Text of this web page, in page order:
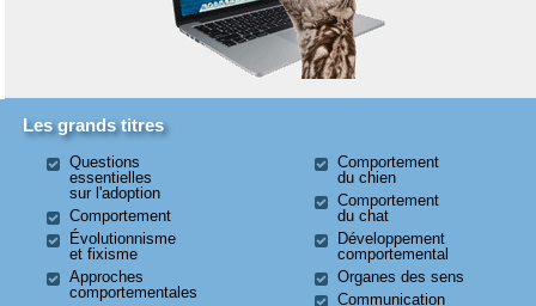
Les grands titres
Questions
essentielles
sur l'adoption
Comportement
Évolutionnisme
et fixisme
Approches
comportementales
Comportement
du chien
Comportement
du chat
Développement
comportemental
Organes des sens
Communication